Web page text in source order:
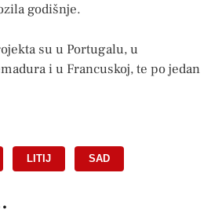
godišnje.
su u Portugalu, u
i u Francuskoj, te po jedan
LITIJ SAD